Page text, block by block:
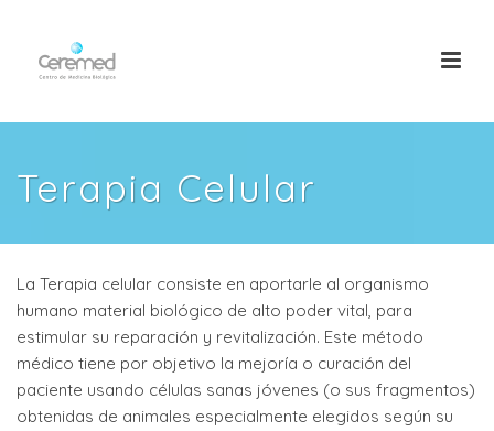
Terapia Celular
La Terapia celular consiste en aportarle al organismo
humano material biológico de alto poder vital, para
estimular su reparación y revitalización. Este método
médico tiene por objetivo la mejoría o curación del
paciente usando células sanas jóvenes (o sus fragmentos)
obtenidas de animales especialmente elegidos según su